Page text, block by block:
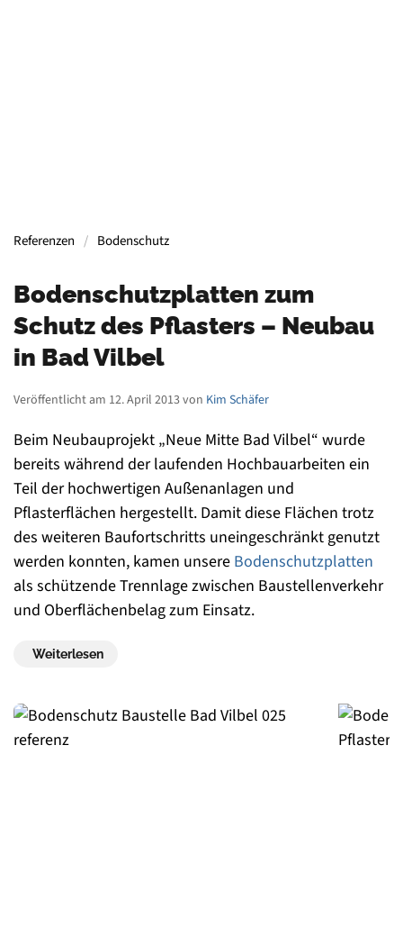
Referenzen Bodenschutz
Bodenschutzplatten zum
Schutz des Pflasters – Neubau
in Bad Vilbel
Veröffentlicht am 12. April 2013 von Kim Schäfer
Beim Neubauprojekt „Neue Mitte Bad Vilbel“ wurde
bereits während der laufenden Hochbauarbeiten ein
Teil der hochwertigen Außenanlagen und
Pflasterflächen hergestellt. Damit diese Flächen trotz
des weiteren Baufortschritts uneingeschränkt genutzt
werden konnten, kamen unsere Bodenschutzplatten
als schützende Trennlage zwischen Baustellenverkehr
und Oberflächenbelag zum Einsatz.
Weiterlesen